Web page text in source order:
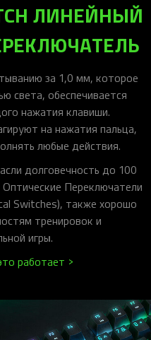
ЛИНЕЙНЫЙ
за 1,0 мм, которое
света, обеспечивается
нажатия клавиши.
на нажатия пальца,
любые действия.
долговечность до 100
Переключатели
Switches), также хорошо
тренировок и
игры.
работает >